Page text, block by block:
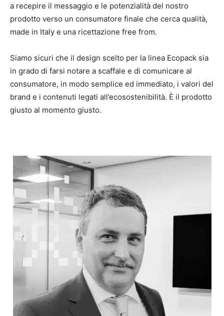
a recepire il messaggio e le potenzialità del nostro
prodotto verso un consumatore finale che cerca qualità,
made in Italy e una ricettazione free from.
Siamo sicuri che il design scelto per la linea Ecopack sia
in grado di farsi notare a scaffale e di comunicare al
consumatore, in modo semplice ed immediato, i valori del
brand e i contenuti legati all’ecosostenibilità. È il prodotto
giusto al momento giusto.